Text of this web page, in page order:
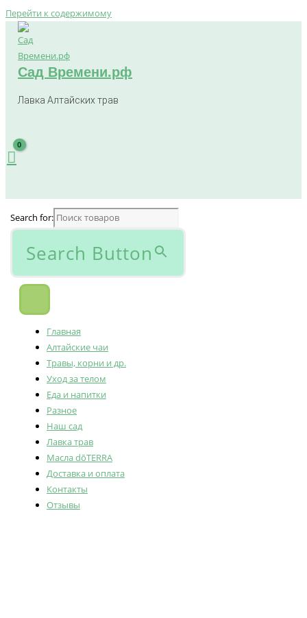
Перейти к содержимому
Сад Времени.рф
Лавка Алтайских трав
Search for:
Search Button
Главная
Алтайские чаи
Травы, корни и др.
Уход за телом
Еда и напитки
Разное
Наш сад
Лавка трав
Масла dōTERRA
Доставка и оплата
Контакты
Отзывы